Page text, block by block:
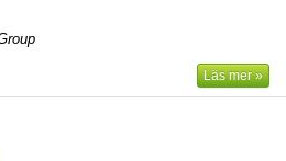
Läs mer »